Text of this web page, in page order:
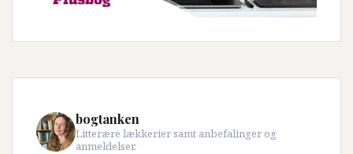
bogtanken
Litterære lækkerier samt anbefalinger og
anmeldelser.